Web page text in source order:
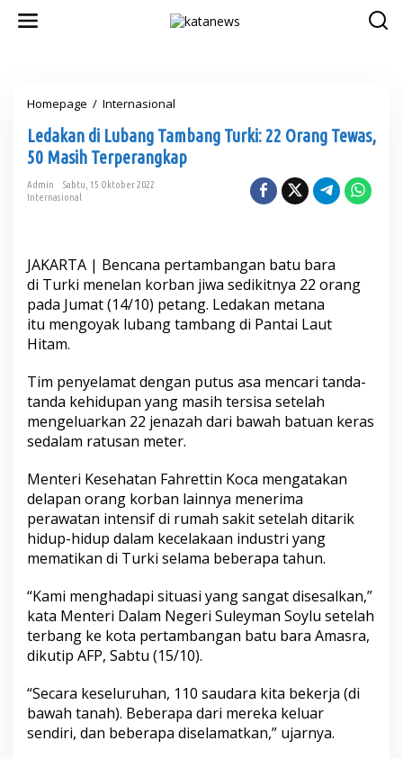
Homepage / Internasional
d
a
k
u
b
a
n
g
m
b
a
n
g
u
r
k
i
:
2
O
r
a
n
g
e
w
a
s
Ledakan di Lubang Tambang Turki: 22 Orang Tewas,
50 Masih Terperangkap
Admin
Sabtu, 15 Oktober 2022
Internasional
JAKARTA | Bencana pertambangan batu bara
di Turki menelan korban jiwa sedikitnya 22 orang
pada Jumat (14/10) petang. Ledakan metana
itu mengoyak lubang tambang di Pantai Laut
Hitam.
Tim penyelamat dengan putus asa mencari tanda-
tanda kehidupan yang masih tersisa setelah
mengeluarkan 22 jenazah dari bawah batuan keras
sedalam ratusan meter.
Menteri Kesehatan Fahrettin Koca mengatakan
delapan orang korban lainnya menerima
perawatan intensif di rumah sakit setelah ditarik
hidup-hidup dalam kecelakaan industri yang
mematikan di Turki selama beberapa tahun.
“Kami menghadapi situasi yang sangat disesalkan,”
kata Menteri Dalam Negeri Suleyman Soylu setelah
terbang ke kota pertambangan batu bara Amasra,
dikutip AFP, Sabtu (15/10).
“Secara keseluruhan, 110 saudara kita bekerja (di
bawah tanah). Beberapa dari mereka keluar
sendiri, dan beberapa diselamatkan,” ujarnya.